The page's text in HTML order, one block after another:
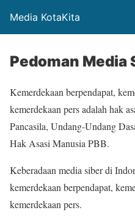
Media KotaKita
Pedoman Media
Kemerdekaan berpendapat,
kemerdekaan pers adalah hak
Pancasila, Undang-Undang
Hak Asasi Manusia PBB.
Keberadaan media siber di
kemerdekaan berpendapat,
kemerdekaan pers.